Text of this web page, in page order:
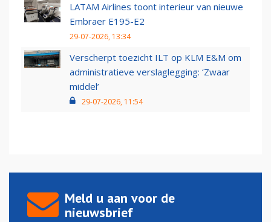
LATAM Airlines toont interieur van nieuwe
Embraer E195-E2
29-07-2026, 13:34
Verscherpt toezicht ILT op KLM E&M om
administratieve verslaglegging: ‘Zwaar
middel’
29-07-2026, 11:54
Meld u aan voor de
nieuwsbrief